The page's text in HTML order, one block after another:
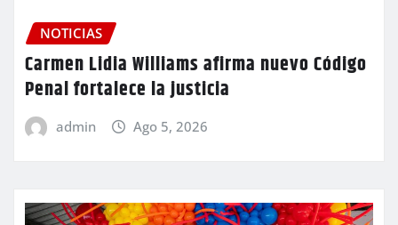
NOTICIAS
Carmen Lidia Williams afirma nuevo Código
Penal fortalece la justicia
admin Ago 5, 2026